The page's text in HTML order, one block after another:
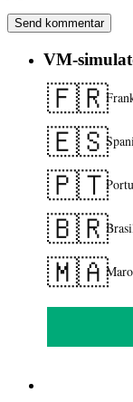
VM-
🇫🇷
🇪🇸
🇵🇹
🇧🇷
🇲🇦